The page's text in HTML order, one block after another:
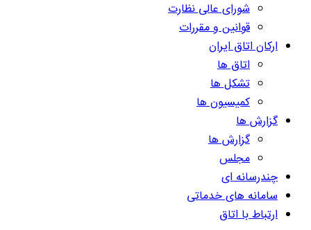
شورای عالی نظارت
قوانین و مقررات
ارکان اتاق ایران
اتاق ها
تشکل ها
کمیسیون ها
گزارش ها
گزارش ها
مجلس
چندرسانه ای
سامانه های خدماتی
ارتباط با اتاق